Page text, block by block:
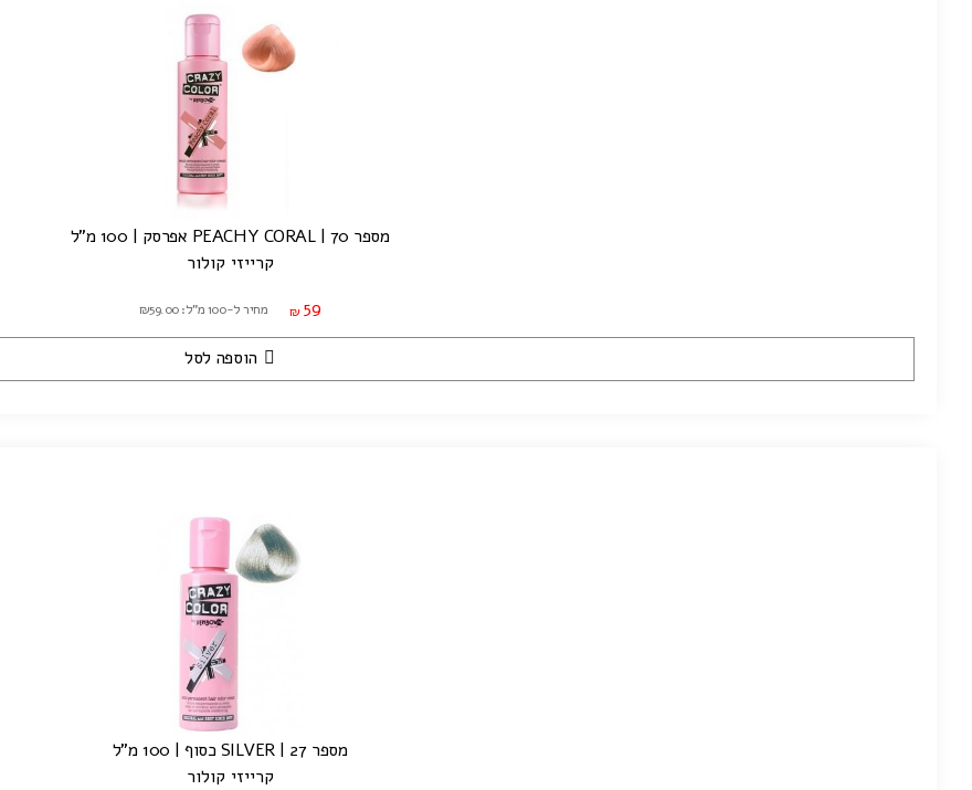
מספר 70 | PEACHY CORAL אפרסק | 100 מ"ל
קרייזי קולור
₪ 59 מחיר ל-100 מ"ל: ₪59.00
הוספה לסל
מספר 27 | SILVER כסוף | 100 מ"ל
קרייזי קולור